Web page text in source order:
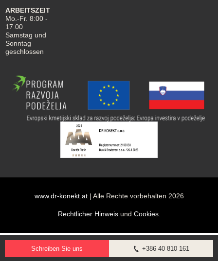
ARBEITSZEIT
Mo.-Fr. 8:00 -
17:00
Samstag und
Sonntag
geschlossen
www.dr-konekt.at| Alle Rechte vorbehalten 2026
Rechtlicher Hinweisund Cookies.
Schreiben Sie uns +386 40 810 161